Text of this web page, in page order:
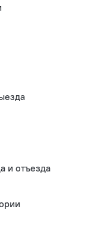
и отъезда